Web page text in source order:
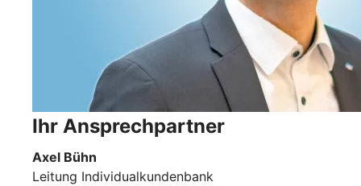
Ihr Ansprechpartner
Axel Bühn
Leitung Individualkundenbank